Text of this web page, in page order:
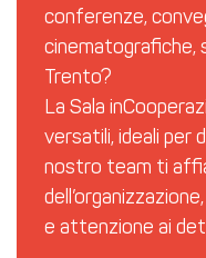
conferenze,
cinematografiche,
Trento?
La Sala
versatili, ideali per
nostro team ti
e attenzione ai